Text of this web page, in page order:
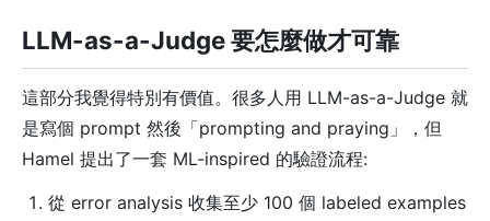
LLM-as-a-Judge 要怎麼做才可靠
這部分我覺得特別有價值。很多人用 LLM-as-a-Judge 就
是寫個 prompt 然後「prompting and praying」，但
Hamel 提出了一套 ML-inspired 的驗證流程:
從 error analysis 收集至少 100 個 labeled examples